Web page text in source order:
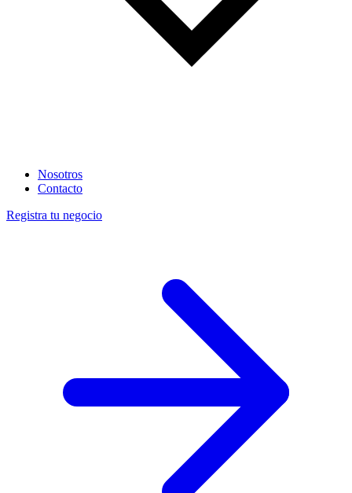
Nosotros
Contacto
Registra tu negocio